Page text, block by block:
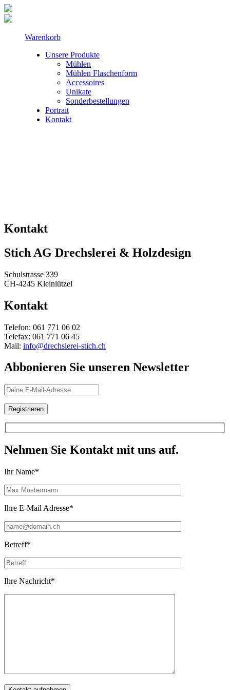
Warenkorb
Unsere Produkte
Mühlen
Mühlen Flaschenform
Accessoires
Unikate
Sonderbestellungen
Portrait
Kontakt
Kontakt
Stich AG Drechslerei & Holzdesign
Schulstrasse 339
CH-4245 Kleinlützel
Kontakt
Telefon: 061 771 06 02
Telefax: 061 771 06 45
Mail: info@drechslerei-stich.ch
Abbonieren Sie unseren Newsletter
Nehmen Sie Kontakt mit uns auf.
Ihr Name*
Ihre E-Mail Adresse*
Betreff*
Ihre Nachricht*